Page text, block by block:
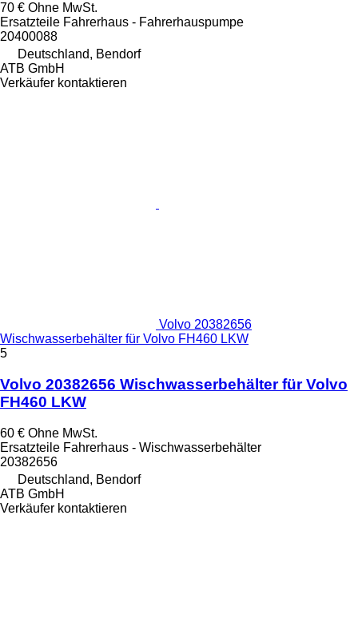
70 € Ohne MwSt.
Ersatzteile Fahrerhaus - Fahrerhauspumpe
20400088
Deutschland, Bendorf
ATB GmbH
Verkäufer kontaktieren
Volvo 20382656
Wischwasserbehälter für Volvo FH460 LKW
5
Volvo 20382656 Wischwasserbehälter für Volvo
FH460 LKW
60 € Ohne MwSt.
Ersatzteile Fahrerhaus - Wischwasserbehälter
20382656
Deutschland, Bendorf
ATB GmbH
Verkäufer kontaktieren